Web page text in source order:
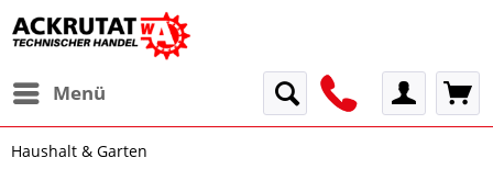
Menü
Haushalt & Garten